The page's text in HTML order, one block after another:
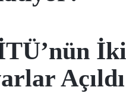
Açıldı